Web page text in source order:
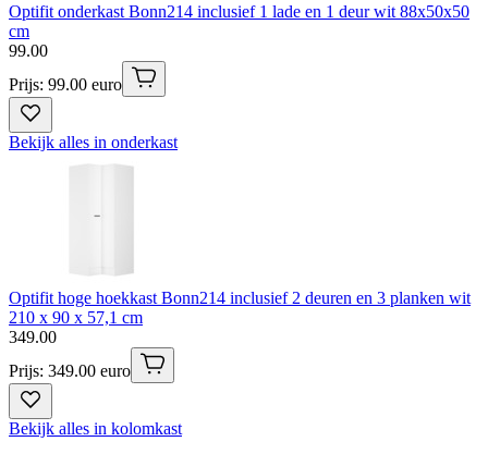
Optifit onderkast Bonn214 inclusief 1 lade en 1 deur wit 88x50x50
cm
99.00
Prijs: 99.00 euro
Bekijk alles in onderkast
Optifit hoge hoekkast Bonn214 inclusief 2 deuren en 3 planken wit
210 x 90 x 57,1 cm
349.00
Prijs: 349.00 euro
Bekijk alles in kolomkast